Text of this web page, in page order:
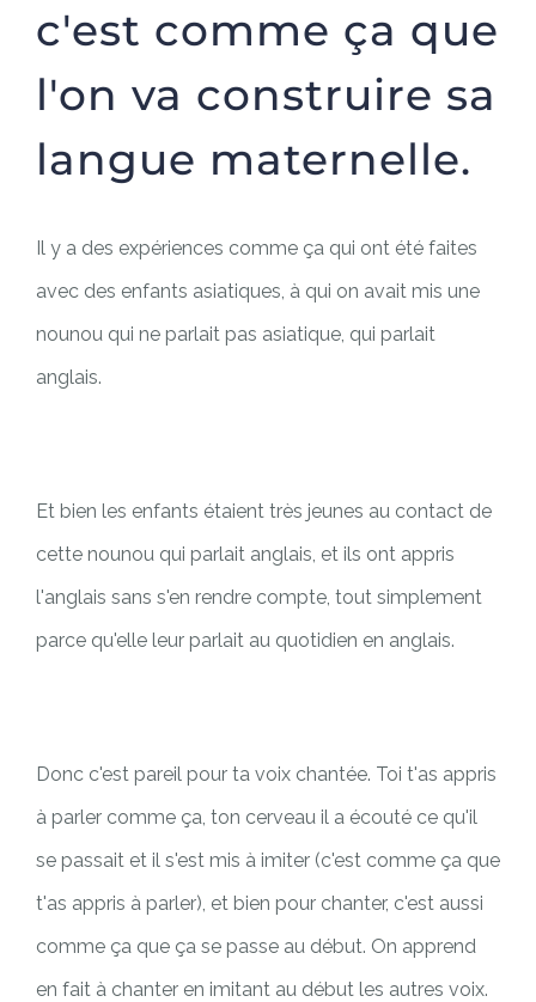
c'est comme ça que
l'on va construire sa
langue maternelle.
Il y a des expériences comme ça qui ont été faites
avec des enfants asiatiques, à qui on avait mis une
nounou qui ne parlait pas asiatique, qui parlait
anglais.
Et bien les enfants étaient très jeunes au contact de
cette nounou qui parlait anglais, et ils ont appris
l'anglais sans s'en rendre compte, tout simplement
parce qu'elle leur parlait au quotidien en anglais.
Donc c'est pareil pour ta voix chantée. Toi t'as appris
à parler comme ça, ton cerveau il a écouté ce qu'il
se passait et il s'est mis à imiter (c'est comme ça que
t'as appris à parler), et bien pour chanter, c'est aussi
comme ça que ça se passe au début. On apprend
en fait à chanter en imitant au début les autres voix.